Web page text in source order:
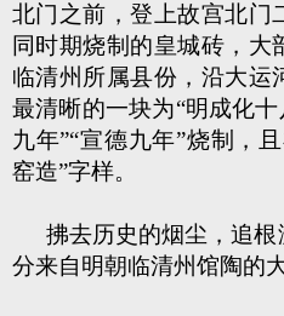
北门之前，登上故宫北门
同时期烧制的皇城砖，大
临清州所属县份，沿大运
最清晰的一块为“明成化
九年”“宣德九年”烧制，
窑造”字样。
拂去历史的烟尘，追
分来自明朝临清州馆陶的